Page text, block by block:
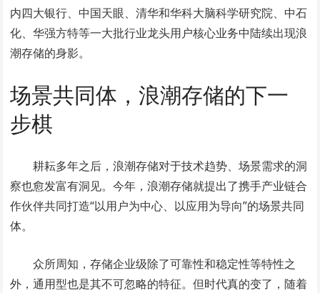
内四大银行、中国天眼、清华和华科大脑科学研究院、中石
化、华强方特等一大批行业龙头用户核心业务中陆续出现浪
潮存储的身影。
场景共同体，浪潮存储的下一
步棋
耕耘多年之后，浪潮存储对于技术趋势、场景需求的洞
察也愈发富有洞见。今年，浪潮存储就提出了携手产业链合
作伙伴共同打造“以用户为中心、以应用为导向”的场景共同
体。
众所周知，存储企业级除了可靠性和稳定性等特性之
外，通用型也是其不可忽略的特征。但时代真的变了，随着